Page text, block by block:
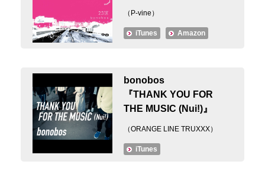
（P-vine）
iTunes Amazon
bonobos
『THANK YOU FOR
THE MUSIC (Nui!)』
（ORANGE LINE TRUXXX）
iTunes